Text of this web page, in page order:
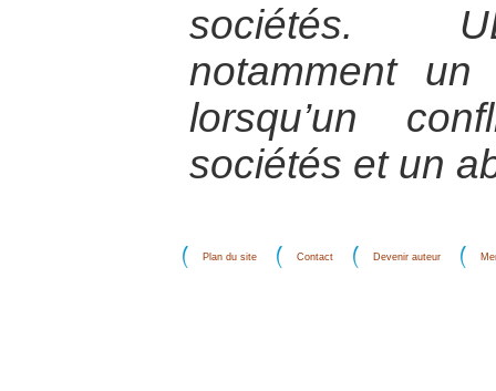
sociétés.
notamment
lorsqu’un
sociétés et un
Plan du site Contact Devenir auteur